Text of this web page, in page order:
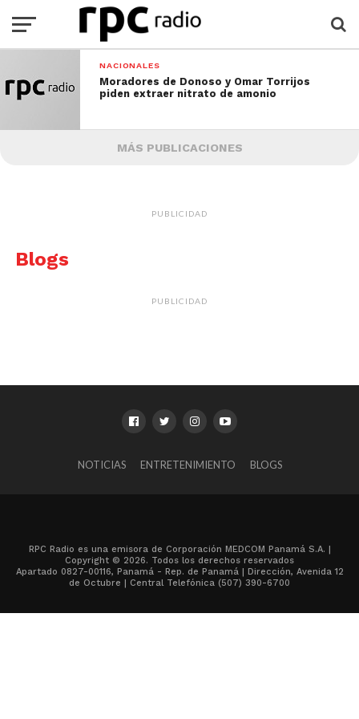
NACIONALES
Moradores de Donoso y Omar Torrijos
piden extraer nitrato de amonio
MÁS PUBLICACIONES
PUBLICIDAD
Blogs
PUBLICIDAD
NOTICIAS ENTRETENIMIENTO BLOGS
RPC Radio es una emisora de Corporación MEDCOM Panamá S.A. |
Copyright © 2026. Todos los derechos reservados
Apartado 0827-00116, Panamá - Rep. de Panamá | Dirección, Avenida 12
de Octubre | Central Telefónica (507) 390-6700